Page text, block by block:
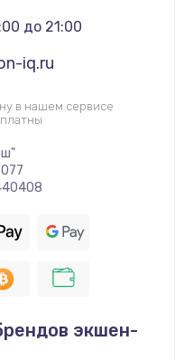
до 21:00
iq.ru
в нашем сервисе
экшен-